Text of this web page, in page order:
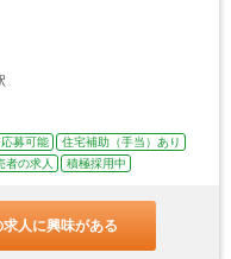
募可能
住宅補助（手当）あり
者の求人 積極採用中
求人に興味がある